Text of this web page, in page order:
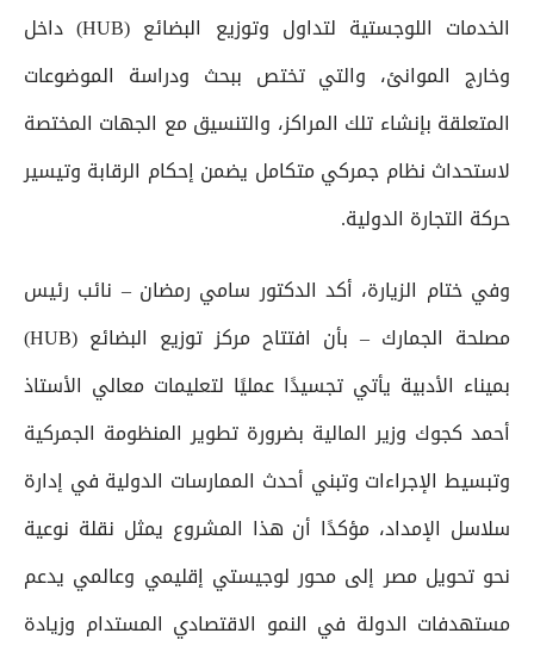
الخدمات اللوجستية لتداول وتوزيع البضائع (HUB) داخل
وخارج الموانئ، والتي تختص ببحث ودراسة الموضوعات
المتعلقة بإنشاء تلك المراكز، والتنسيق مع الجهات المختصة
لاستحداث نظام جمركي متكامل يضمن إحكام الرقابة وتيسير
حركة التجارة الدولية.
وفي ختام الزيارة، أكد الدكتور سامي رمضان – نائب رئيس
مصلحة الجمارك – بأن افتتاح مركز توزيع البضائع (HUB)
بميناء الأدبية يأتي تجسيدًا عمليًا لتعليمات معالي الأستاذ
أحمد كجوك وزير المالية بضرورة تطوير المنظومة الجمركية
وتبسيط الإجراءات وتبني أحدث الممارسات الدولية في إدارة
سلاسل الإمداد، مؤكدًا أن هذا المشروع يمثل نقلة نوعية
نحو تحويل مصر إلى محور لوجيستي إقليمي وعالمي يدعم
مستهدفات الدولة في النمو الاقتصادي المستدام وزيادة